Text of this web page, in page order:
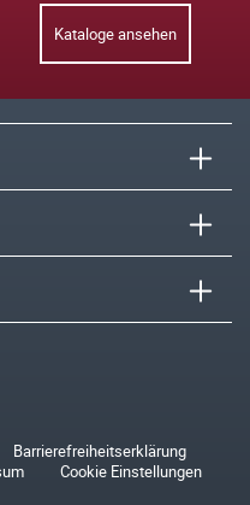
Kataloge ansehen
Barrierefreiheitserklärung
Cookie Einstellungen